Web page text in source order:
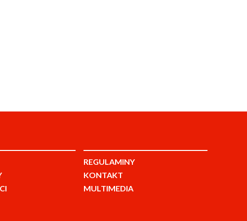
REGULAMINY
KONTAKT
MULTIMEDIA